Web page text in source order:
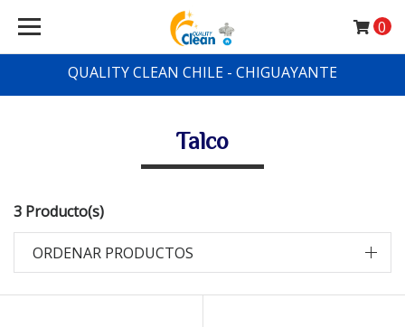
QUALITY CLEAN CHILE - CHIGUAYANTE
0
Talco
3 Producto(s)
ORDENAR PRODUCTOS